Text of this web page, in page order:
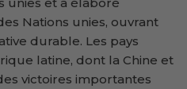
Nations unies, ouvrant
durable. Les pays
latine, dont la Chine et
victoires importantes